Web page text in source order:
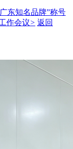
东知名品牌”称号
作会议> 返回